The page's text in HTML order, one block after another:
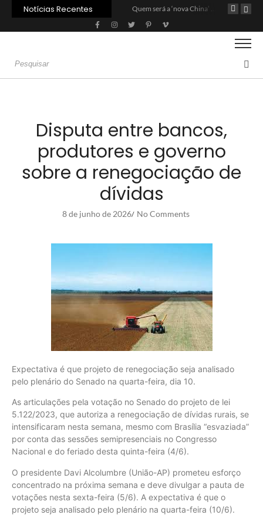
Notícias Recentes Quem será a ‘nova China’ do agro quando o apetite de Pequim acabar?
Disputa entre bancos,
produtores e governo
sobre a renegociação de
dívidas
8 de junho de 2026/ No Comments
Expectativa é que projeto de renegociação seja analisado
pelo plenário do Senado na quarta-feira, dia 10.
As articulações pela votação no Senado do projeto de lei
5.122/2023, que autoriza a renegociação de dívidas rurais, se
intensificaram nesta semana, mesmo com Brasília “esvaziada”
por conta das sessões semipresenciais no Congresso
Nacional e do feriado desta quinta-feira (4/6).
O presidente Davi Alcolumbre (União-AP) prometeu esforço
concentrado na próxima semana e deve divulgar a pauta de
votações nesta sexta-feira (5/6). A expectativa é que o
projeto seja analisado pelo plenário na quarta-feira (10/6).